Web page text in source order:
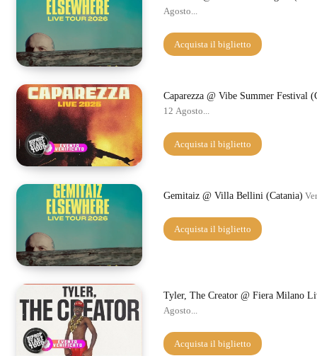
Agosto...
Acquista il biglietto
Caparezza @ Vibe Summer Festival
12 Agosto...
Acquista il biglietto
Gemitaiz @ Villa Bellini (Catania)
Acquista il biglietto
Tyler, The Creator @ Fiera Milano
Agosto...
Acquista il biglietto